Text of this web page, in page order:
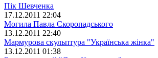
Пік Шевченка
17.12.2011 22:04
Могила Павла Скоропадського
13.12.2011 22:40
Мармурова скульптура "Українська жінка"
13.12.2011 01:38